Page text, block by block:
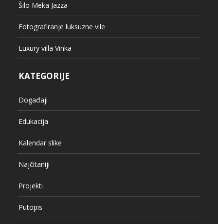
Šilo Meka Jazza
Fotografiranje luksuzne vile
Luxury villa Vinka
KATEGORIJE
Događaji
Edukacija
Kalendar slike
Najčitaniji
Projekti
Putopis